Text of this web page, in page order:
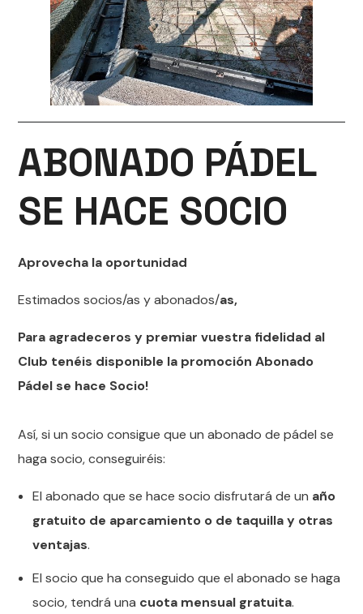
ABONADO PÁDEL
SE HACE SOCIO
Aprovecha la oportunidad
Estimados socios/as y abonados/as,
Para agradeceros y premiar vuestra fidelidad al
Club tenéis disponible la promoción Abonado
Pádel se hace Socio!
Así, si un socio consigue que un abonado de pádel se
haga socio, conseguiréis:
El abonado que se hace socio disfrutará de un año
gratuito de aparcamiento o de taquilla y otras
ventajas.
El socio que ha conseguido que el abonado se haga
socio, tendrá una cuota mensual gratuita.